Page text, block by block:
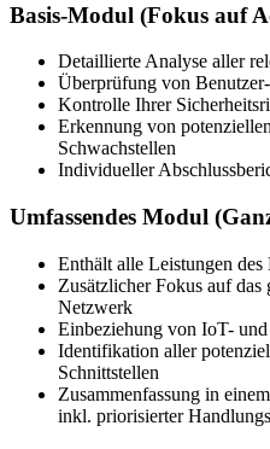
Basis-Modul (Fokus auf
Detaillierte Analyse aller
Überprüfung von
Kontrolle Ihrer
Erkennung von
Schwachstellen
Individueller
Umfassendes Modul
Enthält alle Leistungen
Zusätzlicher Fokus auf das
Netzwerk
Einbeziehung von IoT-
Identifikation aller
Schnittstellen
Zusammenfassung in
inkl. priorisierter